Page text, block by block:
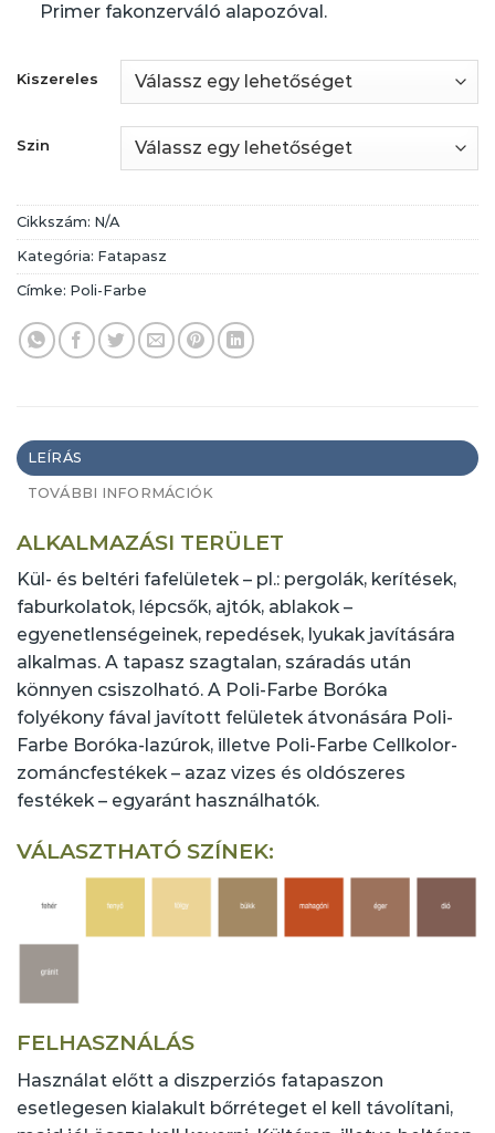
Primer fakonzerváló alapozóval.
Kiszereles
Szin
Cikkszám: N/A
Kategória: Fatapasz
Címke: Poli-Farbe
LEÍRÁS
TOVÁBBI INFORMÁCIÓK
ALKALMAZÁSI TERÜLET
Kül- és beltéri fafelületek – pl.: pergolák, kerítések,
faburkolatok, lépcsők, ajtók, ablakok –
egyenetlenségeinek, repedések, lyukak javítására
alkalmas. A tapasz szagtalan, száradás után
könnyen csiszolható. A Poli-Farbe Boróka
folyékony fával javított felületek átvonására Poli-
Farbe Boróka-lazúrok, illetve Poli-Farbe Cellkolor-
zománcfestékek – azaz vizes és oldószeres
festékek – egyaránt használhatók.
VÁLASZTHATÓ SZÍNEK:
FELHASZNÁLÁS
Használat előtt a diszperziós fatapaszon
esetlegesen kialakult bőrréteget el kell távolítani,